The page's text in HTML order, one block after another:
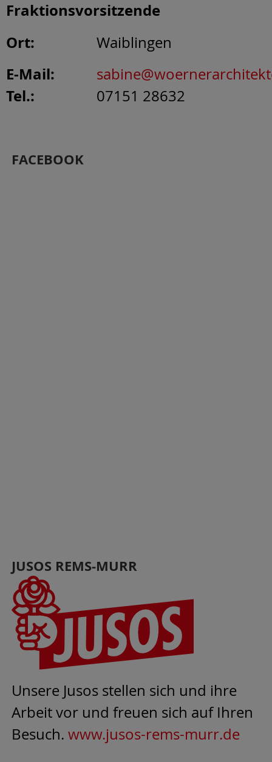
Fraktionsvorsitzende
Ort:
Waiblingen
E-Mail:
Tel.: 07151 28632
FACEBOOK
JUSOS REMS-MURR
Unsere Jusos stellen sich und ihre
Arbeit vor und freuen sich auf Ihren
Besuch. www.jusos-rems-murr.de